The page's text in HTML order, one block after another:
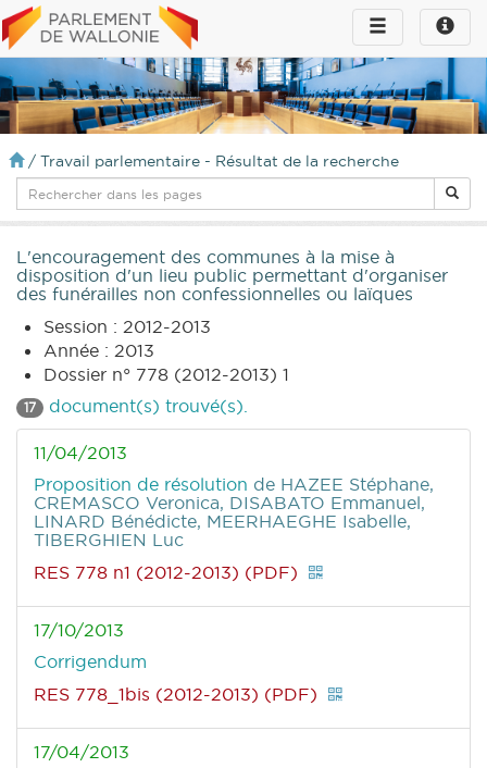
Toggle
infos
Toggle
navigation
/ Travail parlementaire - Résultat de la recherche
L'encouragement des communes à la mise à
disposition d'un lieu public permettant d'organiser
des funérailles non confessionnelles ou laïques
Session : 2012-2013
Année : 2013
Dossier n° 778 (2012-2013) 1
17 document(s) trouvé(s).
11/04/2013
Proposition de résolution de HAZEE Stéphane,
CREMASCO Veronica, DISABATO Emmanuel,
LINARD Bénédicte, MEERHAEGHE Isabelle,
TIBERGHIEN Luc
RES 778 n1 (2012-2013) (PDF)
17/10/2013
Corrigendum
RES 778_1bis (2012-2013) (PDF)
17/04/2013